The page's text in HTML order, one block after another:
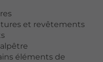
et revêtements
éléments de